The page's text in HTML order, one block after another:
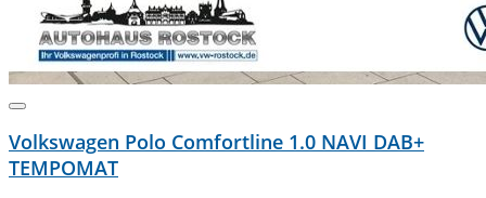
Volkswagen Polo Comfortline 1.0 NAVI DAB+
TEMPOMAT